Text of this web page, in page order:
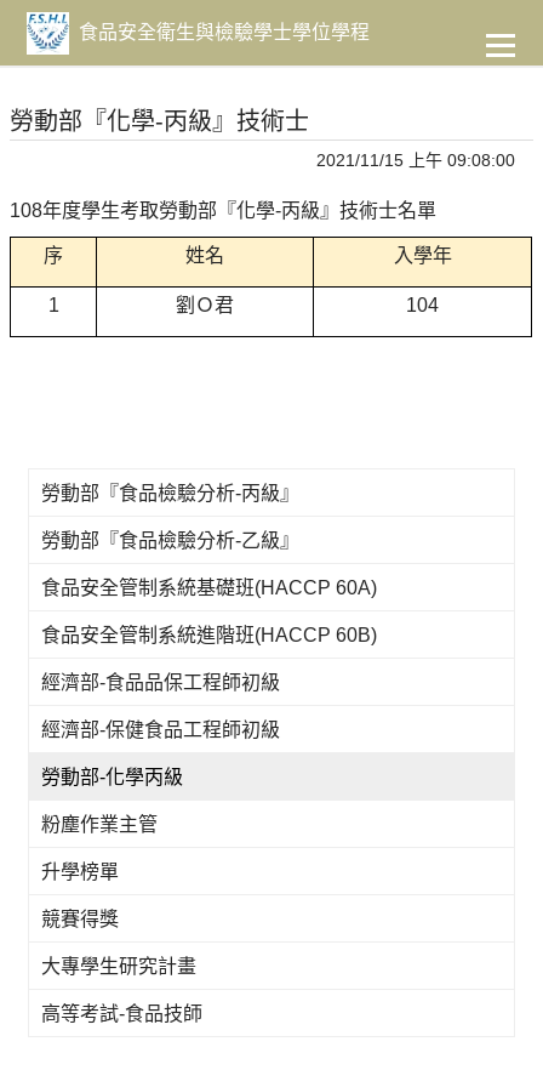
主
要
容
食品安全衛生與檢驗學士學位學程
勞動部『化學-丙級』技術士
2021/11/15 上午 09:08:00
108年度學生考取勞動部『化學-丙級』技術士名單
序 姓名 入學年
1 劉Ｏ君 104
勞動部『食品檢驗分析-丙級』
勞動部『食品檢驗分析-乙級』
食品安全管制系統基礎班(HACCP 60A)
食品安全管制系統進階班(HACCP 60B)
經濟部-食品品保工程師初級
經濟部-保健食品工程師初級
勞動部-化學丙級
粉塵作業主管
升學榜單
競賽得獎
大專學生研究計畫
高等考試-食品技師